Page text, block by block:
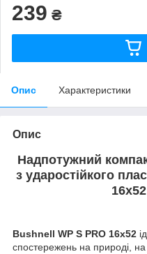
239 ₴
Опис Характеристики
Опис
Надпотужний
з ударостійкого
Bushnell WP S PRO 16x52
спостережень на природі,